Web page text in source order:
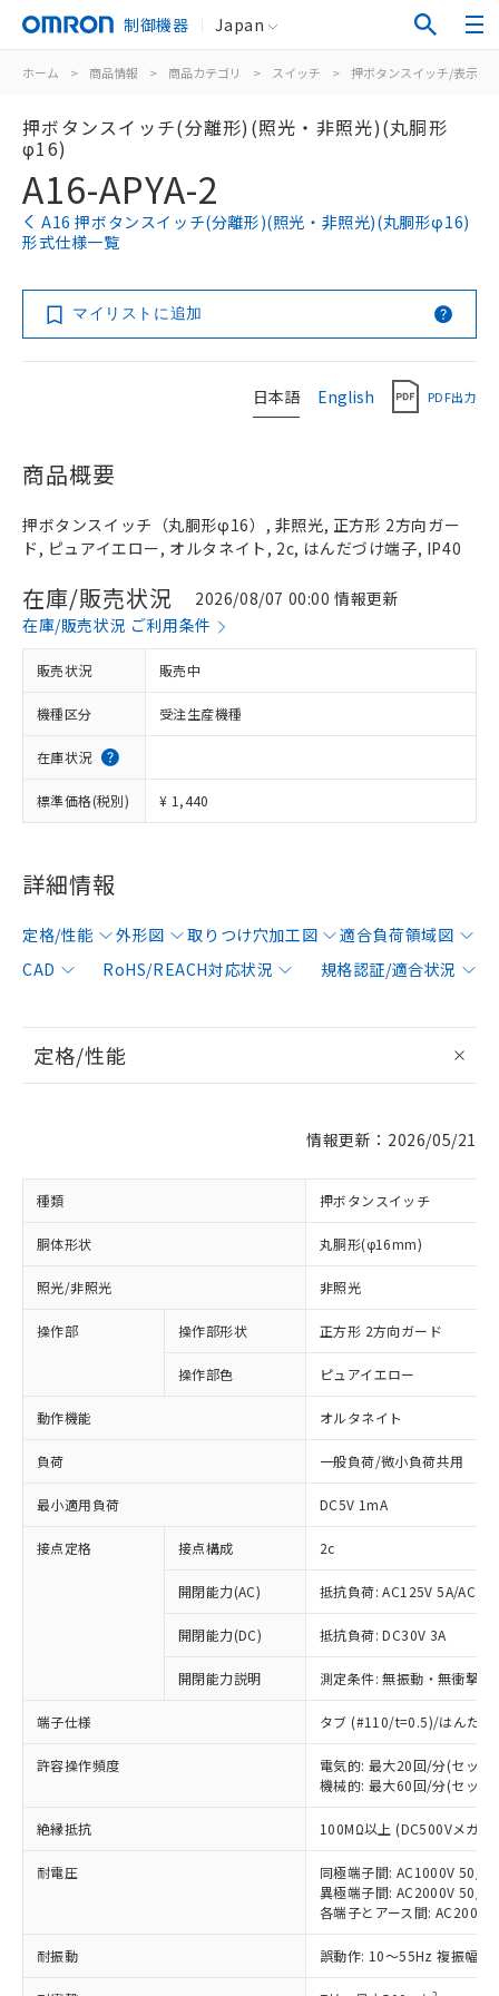
制御機器 Japan
ホーム > 商品情報 > 商品カテゴリ > スイッチ > 押ボタンスイッチ/表示灯
押ボタンスイッチ(分離形)(照光・非照光)(丸胴形
φ16)
A16-APYA-2
A16 押ボタンスイッチ(分離形)(照光・非照光)(丸胴形φ16)
形式仕様一覧
マイリストに追加
日本語 English PDF出力
商品概要
押ボタンスイッチ（丸胴形φ16）, 非照光, 正方形 2方向ガー
ド, ピュアイエロー, オルタネイト, 2c, はんだづけ端子, IP40
在庫/販売状況
2026/08/07 00:00 情報更新
在庫/販売状況 ご利用条件
販売状況 販売中
機種区分 受注生産機種
在庫状況
標準価格(税別) ¥ 1,440
詳細情報
定格/性能 外形図 取りつけ穴加工図
適合負荷領域図
CAD
RoHS/REACH対応状況 規格認証/適合状況
定格/性能
情報更新：2026/05/21
種類 押ボタンスイッチ
胴体形状 丸胴形(φ16mm)
照光/非照光 非照光
操作部 操作部形状 正方形 2方向ガード
操作部色 ピュアイエロー
動作機能 オルタネイト
負荷 一般負荷/微小負荷共用
最小適用負荷 DC5V 1mA
接点定格 接点構成 2c
開閉能力(AC) 抵抗負荷: AC125V 5A/
開閉能力(DC) 抵抗負荷: DC30V 3A
開閉能力説明 測定条件: 無振動・無衝撃
端子仕様 タブ (#110/t=0.5)/はんだづ
許容操作頻度
電気的: 最大20回/分(セット
機械的: 最大60回/分(セット
絶縁抵抗 100MΩ以上 (DC500Vメガ)
耐電圧
同極端子間: AC1000V 50/
異極端子間: AC2000V 50/
各端子とアース間:
耐振動 誤動作: 10～55Hz 複振幅
対応済み：EU RoHS指令（10物質）の
非含有に対応した製品が提供可能な商品で
対応予定：EU RoHS指令（10物質）の非含